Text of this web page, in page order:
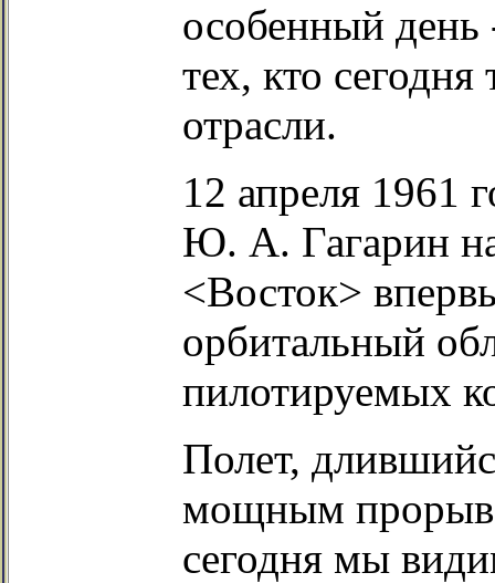
особенный день
тех, кто
отрасли.
12 апреля 1961
Ю. А. Гагарин
<Восток>
орбитальный
пилотируемых
Полет,
мощным
сегодня мы